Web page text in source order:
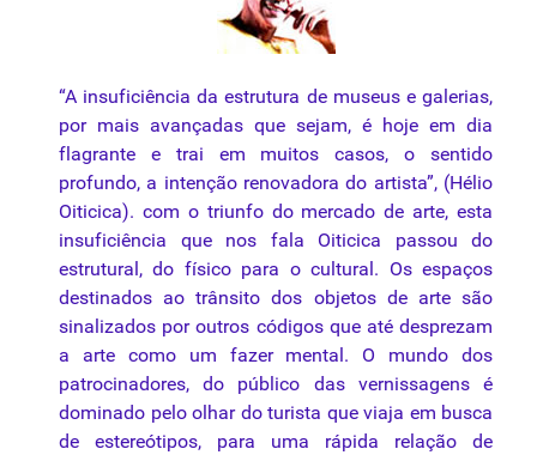
“A insuficiência da estrutura de museusegalerias,
por mais avançadas que sejam, é hoje em dia
flagrante e trai em muitos casos, osentido
profundo, a intenção renovadora do artista”, (Hélio
Oiticica). com o triunfodo mercado de arte, esta
insuficiência
quenos fala Oiticica passou do
estrutural, do físico para o cultural. Os espaços
destinados ao trânsito dos objetosde arte são
sinalizados poroutros códigos queaté desprezam
a artecomo um fazer mental. O mundo dos
patrocinadores, do público das vernissagens é
dominado pelo olhar do turista queviaja em busca
de estereótipos, para uma rápida relação de